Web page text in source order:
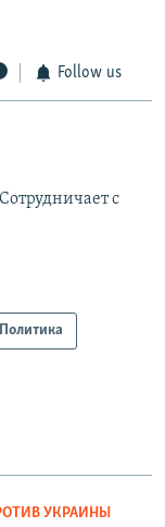
Follow us
с
Политика
УКРАИНЫ